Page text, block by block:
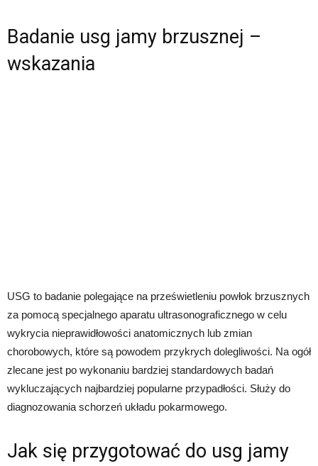
Badanie usg jamy brzusznej –
wskazania
USG to badanie polegające na prześwietleniu powłok brzusznych
za pomocą specjalnego aparatu ultrasonograficznego w celu
wykrycia nieprawidłowości anatomicznych lub zmian
chorobowych, które są powodem przykrych dolegliwości. Na ogół
zlecane jest po wykonaniu bardziej standardowych badań
wykluczających najbardziej popularne przypadłości. Służy do
diagnozowania schorzeń układu pokarmowego.
Jak się przygotować do usg jamy